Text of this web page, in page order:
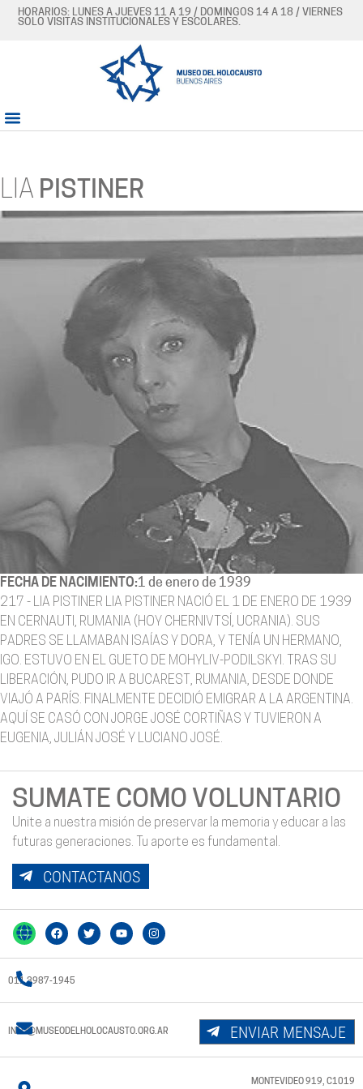
HORARIOS: LUNES A JUEVES 11 A 19 / DOMINGOS 14 A 18 / VIERNES
SÓLO VISITAS INSTITUCIONALES Y ESCOLARES.
LIA PISTINER
FECHA DE NACIMIENTO:1 de enero de 1939
217 - LIA PISTINER LIA PISTINER NACIÓ EL 1 DE ENERO DE 1939
EN CERNAUTI, RUMANIA (HOY CHERNIVTSÍ, UCRANIA). SUS
PADRES SE LLAMABAN ISAÍAS Y DORA, Y TENÍA UN HERMANO,
IGO. ESTUVO EN EL GUETO DE MOHYLIV-PODILSKYI. TRAS SU
LIBERACIÓN, PUDO IR A BUCAREST, RUMANIA, DESDE DONDE
VIAJÓ A PARÍS. FINALMENTE DECIDIÓ EMIGRAR A LA ARGENTINA.
AQUÍ SE CASÓ CON JORGE JOSÉ CORTIÑAS Y TUVIERON A
EUGENIA, JULIÁN JOSÉ Y LUCIANO JOSÉ.
SUMATE COMO VOLUNTARIO
Unite a nuestra misión de preservar la memoria y educar a las
futuras generaciones. Tu aporte es fundamental.
CONTACTANOS
011 3987-1945
INFO@MUSEODELHOLOCAUSTO.ORG.AR ENVIAR MENSAJE
MONTEVIDEO 919, C1019